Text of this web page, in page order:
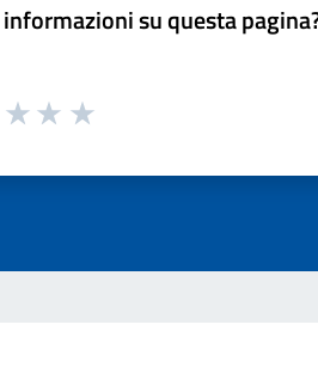
su questa